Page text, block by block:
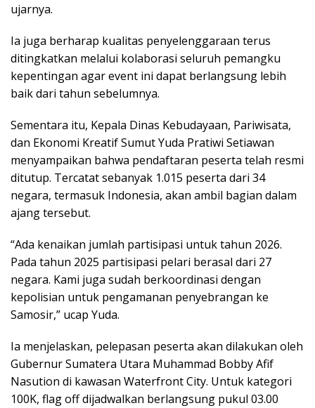
ujarnya.
Ia juga berharap kualitas penyelenggaraan terus
ditingkatkan melalui kolaborasi seluruh pemangku
kepentingan agar event ini dapat berlangsung lebih
baik dari tahun sebelumnya.
Sementara itu, Kepala Dinas Kebudayaan, Pariwisata,
dan Ekonomi Kreatif Sumut Yuda Pratiwi Setiawan
menyampaikan bahwa pendaftaran peserta telah resmi
ditutup. Tercatat sebanyak 1.015 peserta dari 34
negara, termasuk Indonesia, akan ambil bagian dalam
ajang tersebut.
“Ada kenaikan jumlah partisipasi untuk tahun 2026.
Pada tahun 2025 partisipasi pelari berasal dari 27
negara. Kami juga sudah berkoordinasi dengan
kepolisian untuk pengamanan penyebrangan ke
Samosir,” ucap Yuda.
Ia menjelaskan, pelepasan peserta akan dilakukan oleh
Gubernur Sumatera Utara Muhammad Bobby Afif
Nasution di kawasan Waterfront City. Untuk kategori
100K, flag off dijadwalkan berlangsung pukul 03.00